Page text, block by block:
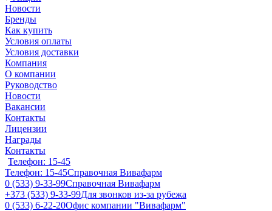
Новости
Бренды
Как купить
Условия оплаты
Условия доставки
Компания
О компании
Руководство
Новости
Вакансии
Контакты
Лицензии
Награды
Контакты
Телефон: 15-45
Телефон: 15-45Справочная Вивафарм
0 (533) 9-33-99Справочная Вивафарм
+373 (533) 9-33-99Для звонков из-за рубежа
0 (533) 6-22-20Офис компании "Вивафарм"